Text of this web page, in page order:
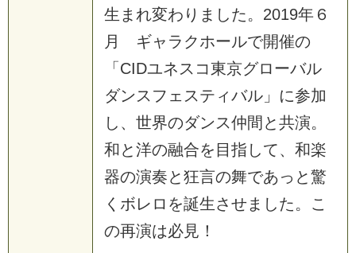
生まれ変わりました。2019年６
月 ギャラクホールで開催の
「CIDユネスコ東京グローバル
ダンスフェスティバル」に参加
し、世界のダンス仲間と共演。
和と洋の融合を目指して、和楽
器の演奏と狂言の舞であっと驚
くボレロを誕生させました。こ
の再演は必見！